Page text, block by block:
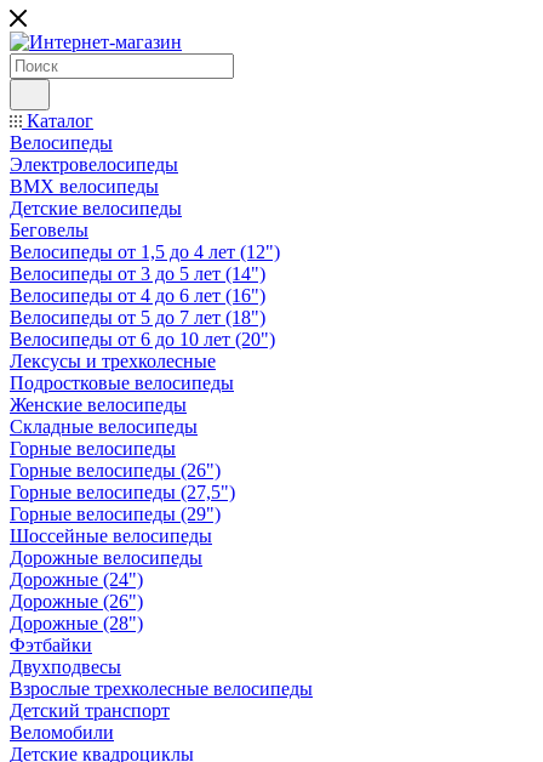
Каталог
Велосипеды
Электровелосипеды
BMX велосипеды
Детские велосипеды
Беговелы
Велосипеды от 1,5 до 4 лет (12")
Велосипеды от 3 до 5 лет (14")
Велосипеды от 4 до 6 лет (16")
Велосипеды от 5 до 7 лет (18")
Велосипеды от 6 до 10 лет (20")
Лексусы и трехколесные
Подростковые велосипеды
Женские велосипеды
Складные велосипеды
Горные велосипеды
Горные велосипеды (26")
Горные велосипеды (27,5")
Горные велосипеды (29")
Шоссейные велосипеды
Дорожные велосипеды
Дорожные (24")
Дорожные (26")
Дорожные (28")
Фэтбайки
Двухподвесы
Взрослые трехколесные велосипеды
Детский транспорт
Веломобили
Детские квадроциклы